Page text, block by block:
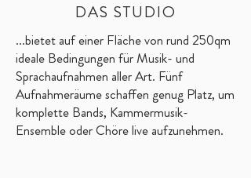
DAS STUDIO
...bietet auf einer Fläche von rund 250qm
ideale Bedingungen für Musik- und
Sprachaufnahmen aller Art. Fünf
Aufnahmeräume schaffen genug Platz, um
komplette Bands, Kammermusik-
Ensemble oder Chöre live aufzunehmen.